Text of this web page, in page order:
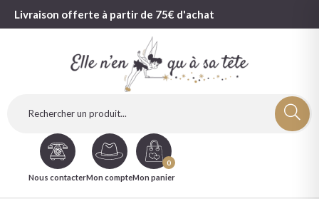
Livraison offerte à partir de 75€ d'achat
Nous contacterMon compte
0
Mon panier